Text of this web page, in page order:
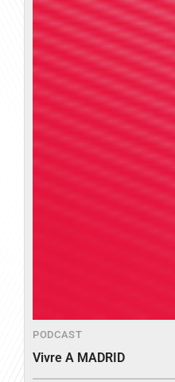
PODCAST
Vivre A MADRID